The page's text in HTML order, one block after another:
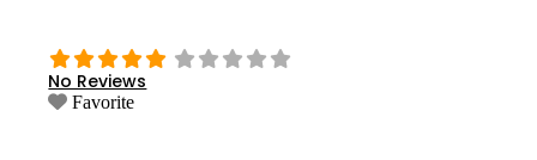
No Reviews
Favorite